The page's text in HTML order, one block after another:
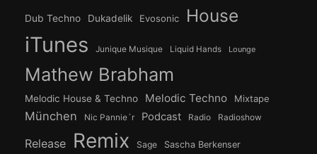
Dub Techno Dukadelik Evosonic House
iTunes Junique Musique Liquid Hands Lounge
Mathew Brabham
Melodic House & Techno Melodic Techno Mixtape
München Nic Pannie´r Podcast Radio Radioshow
Release Remix Sage Sascha Berkenser